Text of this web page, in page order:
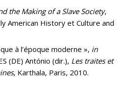
the Making of a Slave Society,
American History et Culture and
à l’époque moderne », in
(DE) António (dir.), Les traites et
, Karthala, Paris, 2010.